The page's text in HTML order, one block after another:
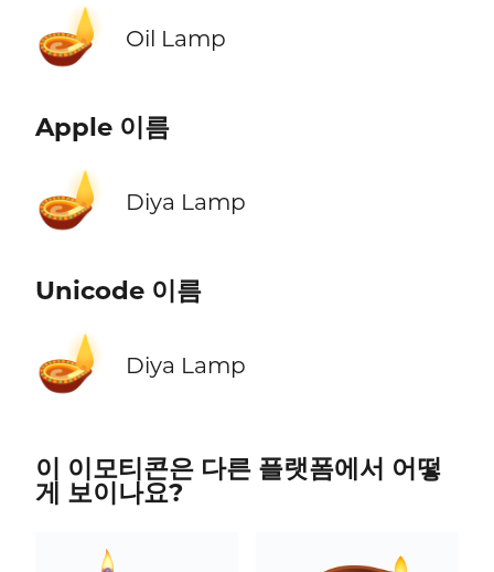
🪔 Oil Lamp
Apple 이름
🪔 Diya Lamp
Unicode 이름
🪔 Diya Lamp
이 이모티콘은 다른 플랫폼에서 어떻
게 보이나요?